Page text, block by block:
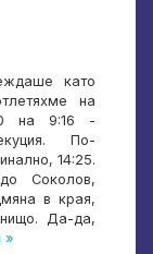
като
на
на 9:16 -
По-
14:25.
Соколов,
в края,
Да-да,
»